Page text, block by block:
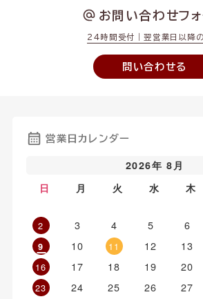
お問い合わせフォ
24時間受付｜翌営業日以降
問い合わせる
営業日カレンダー
2026年 8月
日
月 火 水 木
2
3 4 5 6
9 10 11 12 13
16
17 18 19 20
23
24 25 26 27